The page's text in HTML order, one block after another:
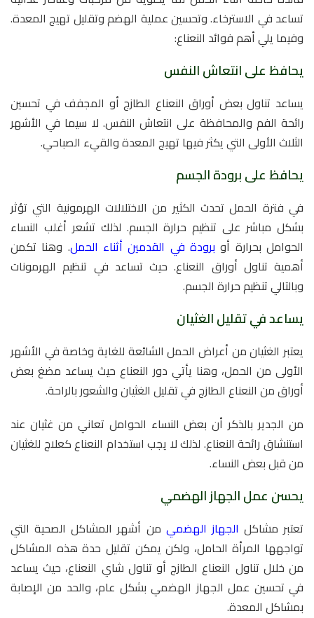
تساعد في الاسترخاء. وتحسين عملية الهضم وتقليل تهيج المعدة.
وفيما يلي أهم فوائد النعناع:
يحافظ على انتعاش النفس
يساعد تناول بعض أوراق النعناع الطازج أو المجفف في تحسين
رائحة الفم والمحافظة على انتعاش النفس. لا سيما في الأشهر
الثلاث الأولى التي يكثر فيها تهيج المعدة والقيء الصباحي.
يحافظ على برودة الجسم
في فترة الحمل تحدث الكثير من الاختلالات الهرمونية التي تؤثر
بشكل مباشر على تنظيم حرارة الجسم. لذلك تشعر أغلب النساء
الحوامل بحرارة أو برودة في القدمين أثناء الحمل. وهنا تكمن
أهمية تناول أوراق النعناع. حيث تساعد في تنظيم الهرمونات
وبالتالي تنظيم حرارة الجسم.
يساعد في تقليل الغثيان
يعتبر الغثيان من أعراض الحمل الشائعة للغاية وخاصة في الأشهر
الأولى من الحمل، وهنا يأتي دور النعناع حيث يساعد مضغ بعض
أوراق من النعناع الطازج في تقليل الغثيان والشعور بالراحة.
من الجدير بالذكر أن بعض النساء الحوامل تعاني من غثيان عند
استنشاق رائحة النعناع. لذلك لا يجب استخدام النعناع كعلاج للغثيان
من قبل بعض النساء.
يحسن عمل الجهاز الهضمي
تعتبر مشاكل الجهاز الهضمي من أشهر المشاكل الصحية التي
تواجهها المرأة الحامل، ولكن يمكن تقليل حدة هذه المشاكل
من خلال تناول النعناع الطازج أو تناول شاي النعناع، حيث يساعد
في تحسين عمل الجهاز الهضمي بشكل عام، والحد من الإصابة
بمشاكل المعدة.